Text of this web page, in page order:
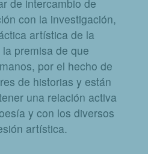
de intercambio de
con la investigación,
artística de la
premisa de que
por el hecho de
de historias y están
una relación activa
y con los diversos
artística.